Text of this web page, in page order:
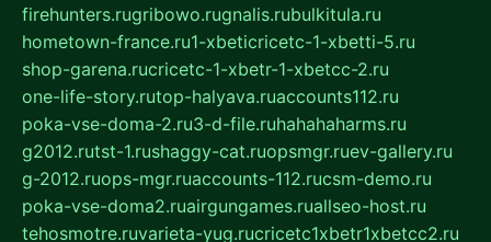
firehunters.rugribowo.rugnalis.rubulkitula.ru
hometown-france.ru1-xbeticricetc-1-xbetti-5.ru
shop-garena.rucricetc-1-xbetr-1-xbetcc-2.ru
one-life-story.rutop-halyava.ruaccounts112.ru
poka-vse-doma-2.ru3-d-file.ruhahahaharms.ru
g2012.rutst-1.rushaggy-cat.ruopsmgr.ruev-gallery.ru
g-2012.ruops-mgr.ruaccounts-112.rucsm-demo.ru
poka-vse-doma2.ruairgungames.ruallseo-host.ru
tehosmotre.ruvarieta-yug.rucricetc1xbetr1xbetcc2.ru